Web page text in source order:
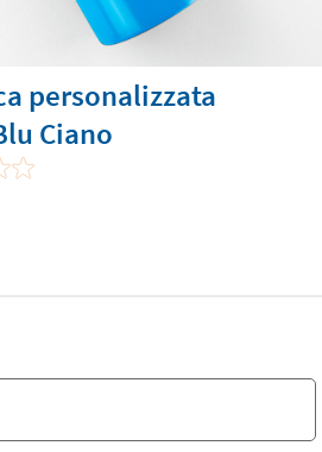
personalizzata
Ciano